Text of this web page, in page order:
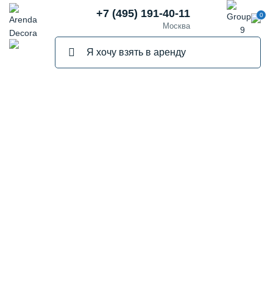
+7 (495) 191-40-11
Москва
0